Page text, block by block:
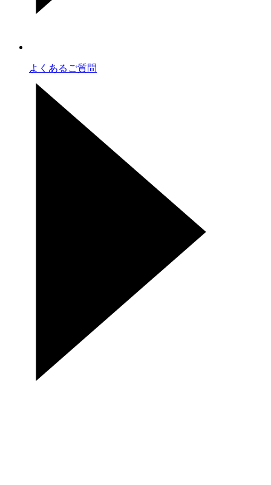
よくあるご質問